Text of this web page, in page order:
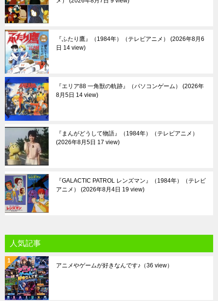
『ふたり鷹』（1984年）（テレビアニメ）
2026年8月6
日 14 view
『エリア88 一角獣の軌跡』（パソコンゲーム）
2026年
8月5日 14 view
『まんがどうして物語』（1984年）（テレビアニメ）
2026年8月5日 17 view
『GALACTIC PATROL レンズマン』（1984年）（テレビ
アニメ）
2026年8月4日 19 view
人気記事
アニメやゲームが好きなんです♪ （36 view）